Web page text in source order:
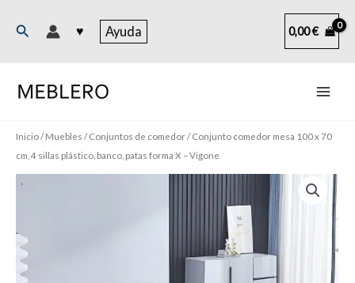
Buscar ♥ Ayuda 0,00€
Inicio/Muebles /Conjuntos de comedor/ Conjunto comedor mesa 100 x 70
cm, 4 sillas plástico, banco, patas forma X – Vigone